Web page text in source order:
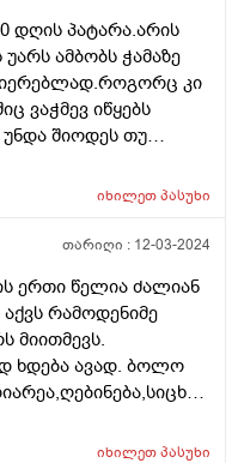
დღის პატარა.არის
ამბობს ჭამაზე
კი
ვაჭმევ იწყებს
შიოდეს თუ
რა სჭირდა იმიტომ
და ვნახე Behavioral
იხილეთპასუხი
თარიღი : 12-03-2024
ერთი წელია ძალიან
რამოდენიმე
მიითმევს.
ხდება ავად. ბოლო
იხილეთპასუხი